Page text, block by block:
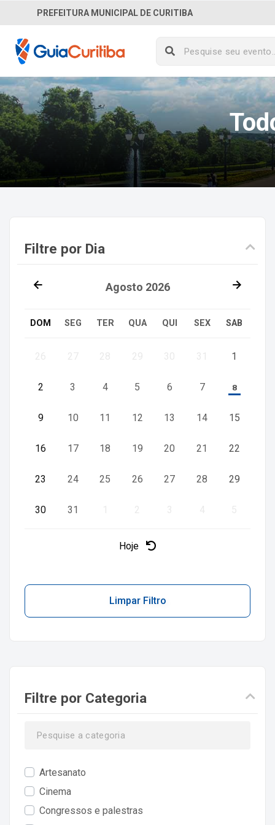
PREFEITURA MUNICIPAL DE CURITIBA
Filtre por Dia
Agosto 2026
DOM SEG TER QUA QUI SEX SAB
1
2 3 4 5 6 7 8
9 10 11 12 13 14 15
16 17 18 19 20 21 22
23 24 25 26 27 28 29
30 31
Hoje
Limpar Filtro
Filtre por Categoria
Artesanato
Cinema
Congressos e palestras